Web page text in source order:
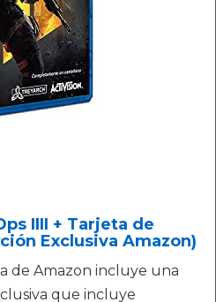
IIII + Tarjeta de
Exclusiva Amazon)
de Amazon incluye una
que incluye